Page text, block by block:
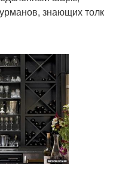
знающих толк